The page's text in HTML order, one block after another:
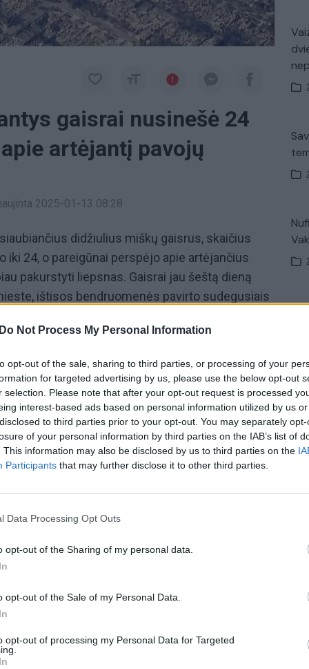
Do Not Process My Personal Information
opt-out of the sale, sharing to third parties, or processing of your
for targeted advertising by us, please use the below opt-out
selection. Please note that after your opt-out request is processed
interest-based ads based on personal information utilized by us
to third parties prior to your opt-out. You may separately
of your personal information by third parties on the IAB’s list of
This information may also be disclosed by us to third parties on the
Participants that may further disclose it to other third parties.
Data Processing Opt Outs
opt-out of the Sharing of my personal data.
opt-out of the Sale of my Personal Data.
opt-out of processing my Personal Data for Targeted
gaisrai nusinešė 24
artėjantį pavojų
2025-01-13 08:28
didžiulius miškų gaisrus, skaičius
iki 24, o pareigūnai perspėjo apie artėjančius
pakurstyti liepsnas. Gaisrai jau šeštą dieną
ištisos bendruomenės pavirto sudegusiais
be namų.
padėjo sustabdyti Palisadų gaisro plitimą.
– dėl iki 110 km/h greičio vėjų nuo
ypač pavojinga situacija, pranešė Nacionalinės
Rose Schoenfeld. Kalifornijos gubernatorius
miestas atsistatys.
JAV Kalifornija tik Lrytas.TV
Karšta A. Kasparavičiaus ir Ž Pavilionio
diskusija: Rusija – Europos šeimos narė?